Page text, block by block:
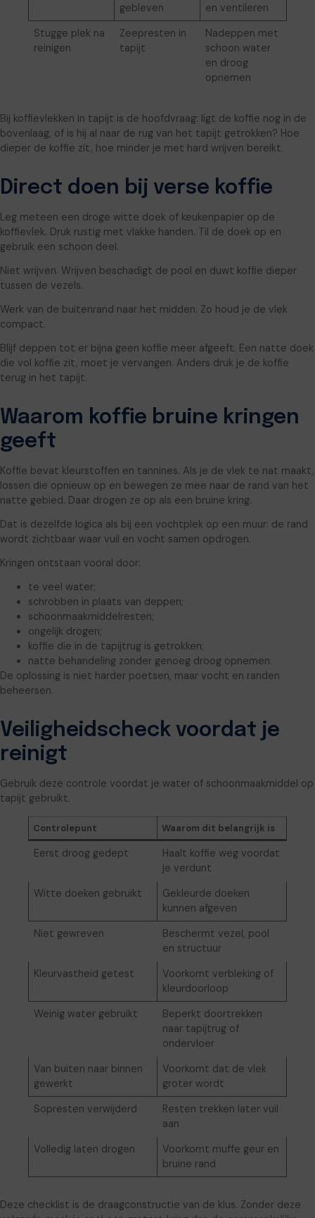
gebleven
en ventileren
Stugge plek na
reinigen
Zeepresten in
tapijt
Nadeppen met
schoon water
en droog
opnemen
Bij koffievlekken in tapijt is de hoofdvraag: ligt de koffie nog in de
bovenlaag, of is hij al naar de rug van het tapijt getrokken? Hoe
dieper de koffie zit, hoe minder je met hard wrijven bereikt.
Direct doen bij verse koffie
Leg meteen een droge witte doek of keukenpapier op de
koffievlek. Druk rustig met vlakke handen. Til de doek op en
gebruik een schoon deel.
Niet wrijven. Wrijven beschadigt de pool en duwt koffie dieper
tussen de vezels.
Werk van de buitenrand naar het midden. Zo houd je de vlek
compact.
Blijf deppen tot er bijna geen koffie meer afgeeft. Een natte doek
die vol koffie zit, moet je vervangen. Anders druk je de koffie
terug in het tapijt.
Waarom koffie bruine kringen
geeft
Koffie bevat kleurstoffen en tannines. Als je de vlek te nat maakt,
lossen die opnieuw op en bewegen ze mee naar de rand van het
natte gebied. Daar drogen ze op als een bruine kring.
Dat is dezelfde logica als bij een vochtplek op een muur: de rand
wordt zichtbaar waar vuil en vocht samen opdrogen.
Kringen ontstaan vooral door:
te veel water;
schrobben in plaats van deppen;
schoonmaakmiddelresten;
ongelijk drogen;
koffie die in de tapijtrug is getrokken;
natte behandeling zonder genoeg droog opnemen.
De oplossing is niet harder poetsen, maar vocht en randen
beheersen.
Veiligheidscheck voordat je
reinigt
Gebruik deze controle voordat je water of schoonmaakmiddel op
tapijt gebruikt.
Controlepunt Waarom dit belangrijk is
Eerst droog gedept
Haalt koffie weg voordat
je verdunt
Witte doeken gebruikt
Gekleurde doeken
kunnen afgeven
Niet gewreven
Beschermt vezel, pool
en structuur
Kleurvastheid getest
Voorkomt verbleking of
kleurdoorloop
Weinig water gebruikt
Beperkt doortrekken
naar tapijtrug of
ondervloer
Van buiten naar binnen
gewerkt
Voorkomt dat de vlek
groter wordt
Sopresten verwijderd
Resten trekken later vuil
aan
Volledig laten drogen
Voorkomt muffe geur en
bruine rand
Deze checklist is de draagconstructie van de klus. Zonder deze